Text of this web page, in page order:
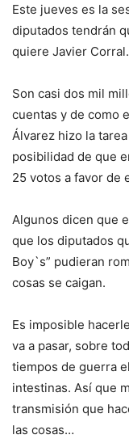
Este jueves es la
diputados tendrán
quiere Javier Corral.
Son casi dos mil
cuentas y de como
Álvarez hizo la
posibilidad de que
25 votos a favor de
Algunos dicen que
que los diputados
Boy`s” pudieran
cosas se caigan.
Es imposible
va a pasar, sobre
tiempos de guerra
intestinas. Así que
transmisión que
las cosas…